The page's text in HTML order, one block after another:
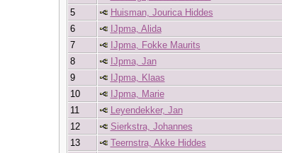
5
Huisman, Jourica Hiddes
6
IJpma, Alida
7
IJpma, Fokke Maurits
8
IJpma, Jan
9
IJpma, Klaas
10
IJpma, Marie
11
Leyendekker, Jan
12
Sierkstra, Johannes
13
Teernstra, Akke Hiddes